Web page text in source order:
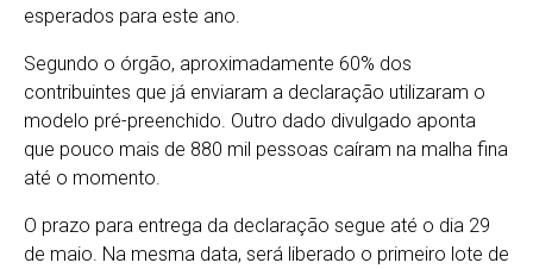
esperados para este ano.
Segundo o órgão, aproximadamente 60% dos
contribuintes que já enviaram a declaração utilizaram o
modelo pré-preenchido. Outro dado divulgado aponta
que pouco mais de 880 mil pessoas caíram na malha fina
até o momento.
O prazo para entrega da declaração segue até o dia 29
de maio. Na mesma data, será liberado o primeiro lote de